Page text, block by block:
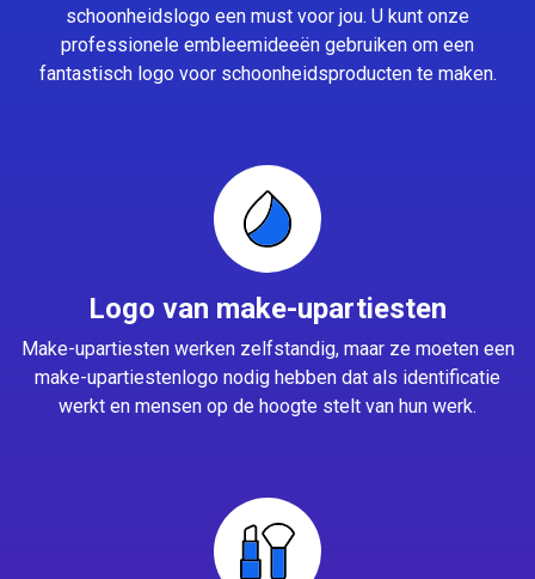
schoonheidslogo een must voor jou. U kunt onze
professionele embleemideeën gebruiken om een
fantastisch logo voor schoonheidsproducten te maken.
Logo van make-upartiesten
Make-upartiesten werken zelfstandig, maar ze moeten een
make-upartiestenlogo nodig hebben dat als identificatie
werkt en mensen op de hoogte stelt van hun werk.